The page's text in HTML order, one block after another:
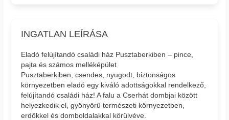
INGATLAN LEÍRÁSA
Eladó felújítandó családi ház Pusztaberkiben – pince,
pajta és számos melléképület
Pusztaberkiben, csendes, nyugodt, biztonságos
környezetben eladó egy kiváló adottságokkal rendelkező,
felújítandó családi ház! A falu a Cserhát dombjai között
helyezkedik el, gyönyörű természeti környezetben,
erdőkkel és domboldalakkal körülvéve.